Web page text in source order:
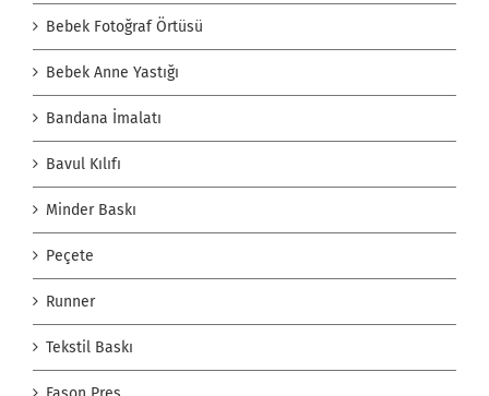
Bebek Fotoğraf Örtüsü
Bebek Anne Yastığı
Bandana İmalatı
Bavul Kılıfı
Minder Baskı
Peçete
Runner
Tekstil Baskı